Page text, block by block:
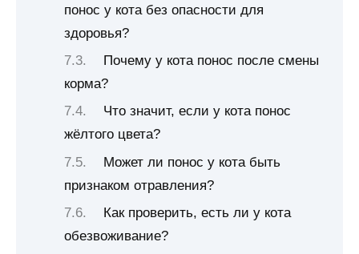
понос у кота без опасности для
здоровья?
Почему у кота понос после смены
корма?
Что значит, если у кота понос
жёлтого цвета?
Может ли понос у кота быть
признаком отравления?
Как проверить, есть ли у кота
обезвоживание?